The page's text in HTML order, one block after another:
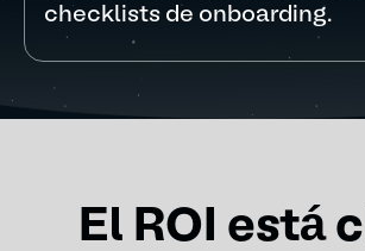
checklists de onboarding.
El ROI está